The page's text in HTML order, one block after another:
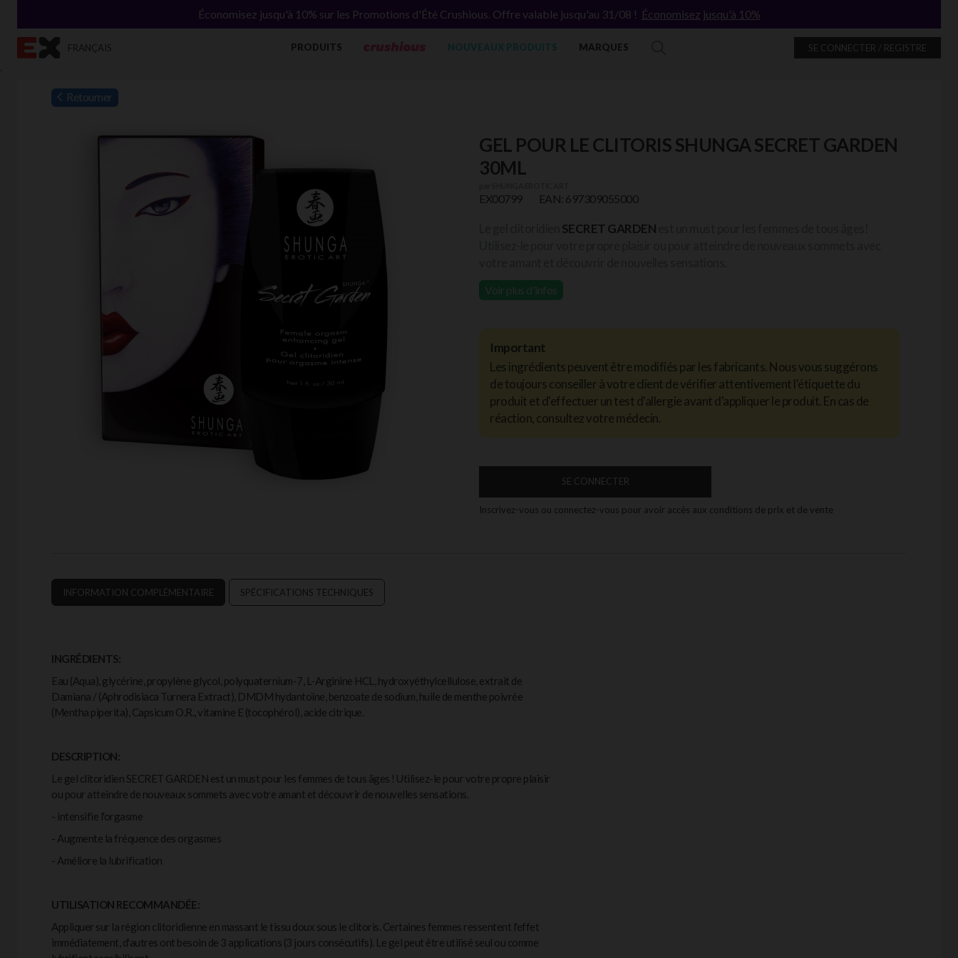
`
Économisez jusqu'à 10% sur les Promotions d'Été Crushious. Offre valable jusqu'au 31/08 ! Économisez jusqu'à 10%
FRANÇAIS PRODUITS NOUVEAUX PRODUITS MARQUES SE CONNECTER / REGISTRE
Retourner
GEL POUR LE CLITORIS SHUNGA SECRET GARDEN
30ML
EX00799 EAN: 697309055000
SECRET GARDEN
Voir plus d'infos
Important
Les ingrédients peuvent être modifiés par les fabricants. Nous vous suggérons
de toujours conseiller à votre client de vérifier attentivement l'étiquette du
produit et d'effectuer un test d'allergie avant d'appliquer le produit. En cas de
réaction, consultez votre médecin.
SE CONNECTER
Inscrivez-vous ou connectez-vous pour avoir accès aux conditions de prix et de vente
INFORMATION COMPLÉMENTAIRE SPÉCIFICATIONS TECHNIQUES
INGRÉDIENTS:
Eau (Aqua), glycérine, propylène glycol, polyquaternium-7, L-Arginine HCL, hydroxyéthylcellulose, extrait de
Damiana / (Aphrodisiaca Turnera Extract), DMDM hydantoïne, benzoate de sodium, huile de menthe poivrée
(Mentha piperita), Capsicum O.R., vitamine E (tocophérol), acide citrique.
DESCRIPTION:
Le gel clitoridien SECRET GARDEN est un must pour les femmes de tous âges ! Utilisez-le pour votre propre plaisir
ou pour atteindre de nouveaux sommets avec votre amant et découvrir de nouvelles sensations.
- intensifie l'orgasme
- Augmente la fréquence des orgasmes
- Améliore la lubrification
UTILISATION RECOMMANDÉE:
Appliquer sur la région clitoridienne en massant le tissu doux sous le clitoris. Certaines femmes ressentent l'effet
immédiatement, d'autres ont besoin de 3 applications (3 jours consécutifs). Le gel peut être utilisé seul ou comme